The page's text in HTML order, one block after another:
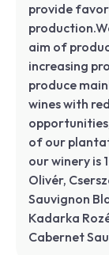
provide
aim of
increasing
produce
wines with
of our
our winery is
Olivér,
Sauvignon
Kadarka
Cabernet